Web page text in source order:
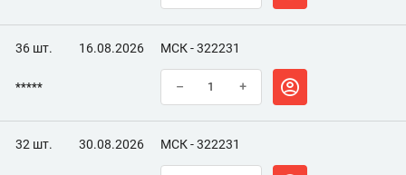
36 шт. 16.08.2026 МСК - 322231
***** – +
32 шт. 30.08.2026 МСК - 322231